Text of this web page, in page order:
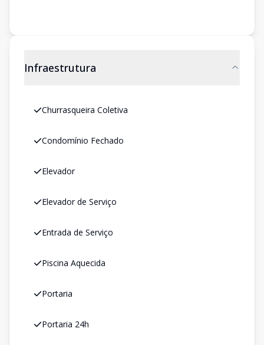
Infraestrutura
Churrasqueira Coletiva
Condomínio Fechado
Elevador
Elevador de Serviço
Entrada de Serviço
Piscina Aquecida
Portaria
Portaria 24h